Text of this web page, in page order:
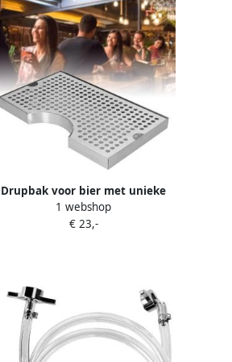
Drupbak voor bier met unieke
glanzende uitstraling eenvoudig
te reinigen en lichtgewicht
1 webshop
€ 23,-